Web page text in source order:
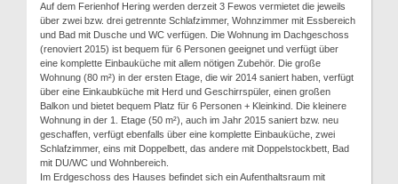
Auf dem Ferienhof Hering werden derzeit 3 Fewos vermietet die jeweils
über zwei bzw. drei getrennte Schlafzimmer, Wohnzimmer mit Essbereich
und Bad mit Dusche und WC verfügen. Die Wohnung im Dachgeschoss
(renoviert 2015) ist bequem für 6 Personen geeignet und verfügt über
eine komplette Einbauküche mit allem nötigen Zubehör. Die große
Wohnung (80 m²) in der ersten Etage, die wir 2014 saniert haben, verfügt
über eine Einkaubküche mit Herd und Geschirrspüler, einen großen
Balkon und bietet bequem Platz für 6 Personen + Kleinkind. Die kleinere
Wohnung in der 1. Etage (50 m²), auch im Jahr 2015 saniert bzw. neu
geschaffen, verfügt ebenfalls über eine komplette Einbauküche, zwei
Schlafzimmer, eins mit Doppelbett, das andere mit Doppelstockbett, Bad
mit DU/WC und Wohnbereich.
Im Erdgeschoss des Hauses befindet sich ein Aufenthaltsraum mit